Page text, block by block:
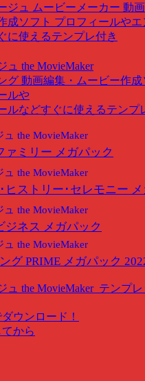
ュ the MovieMaker
グ 動画編集・ムービー作成
ルや
ルなどすぐに使えるテンプ
ュ the MovieMaker
ァミリー メガパック
ュ the MovieMaker
ヒストリー･セレモニー
ュ the MovieMaker
ジネス メガパック
ュ the MovieMaker
グ PRIME メガパック
ュ the MovieMakerテンプ
ウンロード！
から